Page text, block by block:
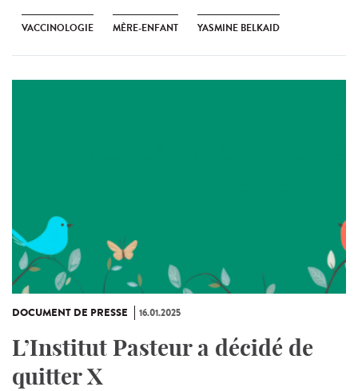
VACCINOLOGIE MÈRE-ENFANT YASMINE BELKAID
DOCUMENT DE PRESSE 16.01.2025
L’Institut Pasteur a décidé de
quitter X